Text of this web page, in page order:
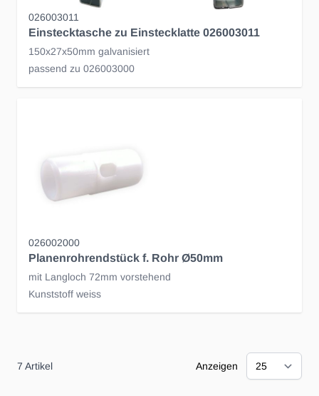
026003011
Einstecktasche zu Einstecklatte 026003011
150x27x50mm galvanisiert
passend zu 026003000
026002000
Planenrohrendstück f. Rohr Ø50mm
mit Langloch 72mm vorstehend
Kunststoff weiss
7 Artikel Anzeigen